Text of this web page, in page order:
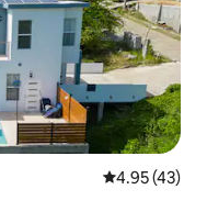
Calificación
4.95 (43)